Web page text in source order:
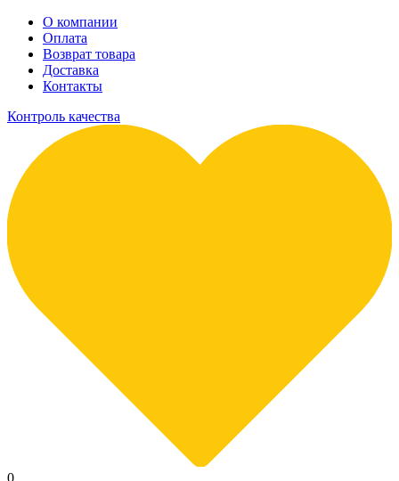
О компании
Оплата
Возврат товара
Доставка
Контакты
Контроль качества
0